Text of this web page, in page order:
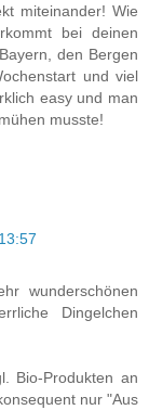
miteinander! Wie
bei deinen
den Bergen
und viel
easy und man
musste!
wunderschönen
Dingelchen
Bio-Produkten an
nur "Aus